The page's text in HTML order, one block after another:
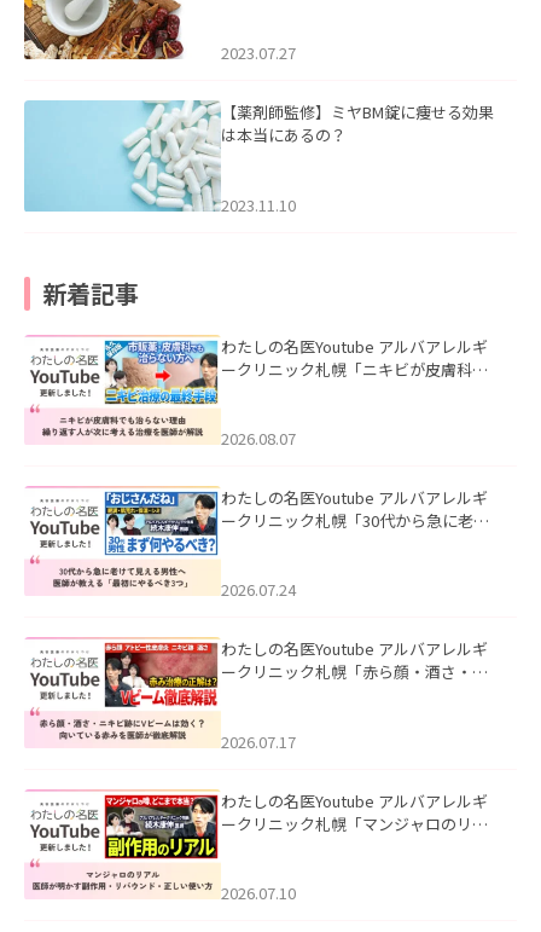
2023.07.27
【薬剤師監修】ミヤBM錠に痩せる効果
は本当にあるの？
2023.11.10
新着記事
わたしの名医Youtube アルバアレルギ
ークリニック札幌「ニキビが皮膚科で
ました。
2026.08.07
わたしの名医Youtube アルバアレルギ
ークリニック札幌「30代から急に老け
た。
2026.07.24
わたしの名医Youtube アルバアレルギ
ークリニック札幌「赤ら顔・酒さ・ニ
した。
2026.07.17
わたしの名医Youtube アルバアレルギ
ークリニック札幌「マンジャロのリア
た。
2026.07.10